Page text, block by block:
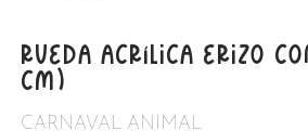
RUEDA ACRÍLICA ERIZO
CM)
CARNAVAL ANIMAL